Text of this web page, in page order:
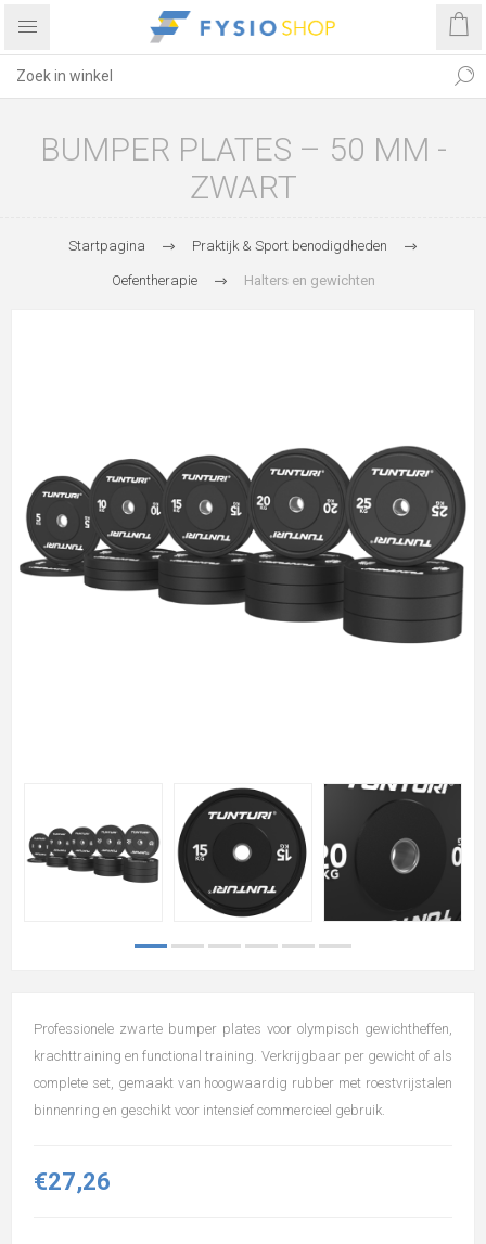
BUMPER PLATES – 50 MM -
ZWART
Startpagina Praktijk & Sport benodigdheden
Oefentherapie Halters en gewichten
Professionele zwarte bumper plates voor olympisch gewichtheffen,
krachttraining en functional training. Verkrijgbaar per gewicht of als
complete set, gemaakt van hoogwaardig rubber met roestvrijstalen
binnenring en geschikt voor intensief commercieel gebruik.
€27,26